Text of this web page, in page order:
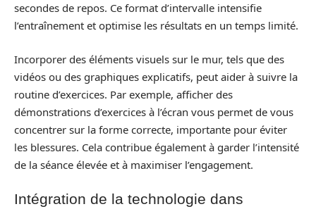
secondes de repos. Ce format d’intervalle intensifie
l’entraînement et optimise les résultats en un temps limité.
Incorporer des éléments visuels sur le mur, tels que des
vidéos ou des graphiques explicatifs, peut aider à suivre la
routine d’exercices. Par exemple, afficher des
démonstrations d’exercices à l’écran vous permet de vous
concentrer sur la forme correcte, importante pour éviter
les blessures. Cela contribue également à garder l’intensité
de la séance élevée et à maximiser l’engagement.
Intégration de la technologie dans